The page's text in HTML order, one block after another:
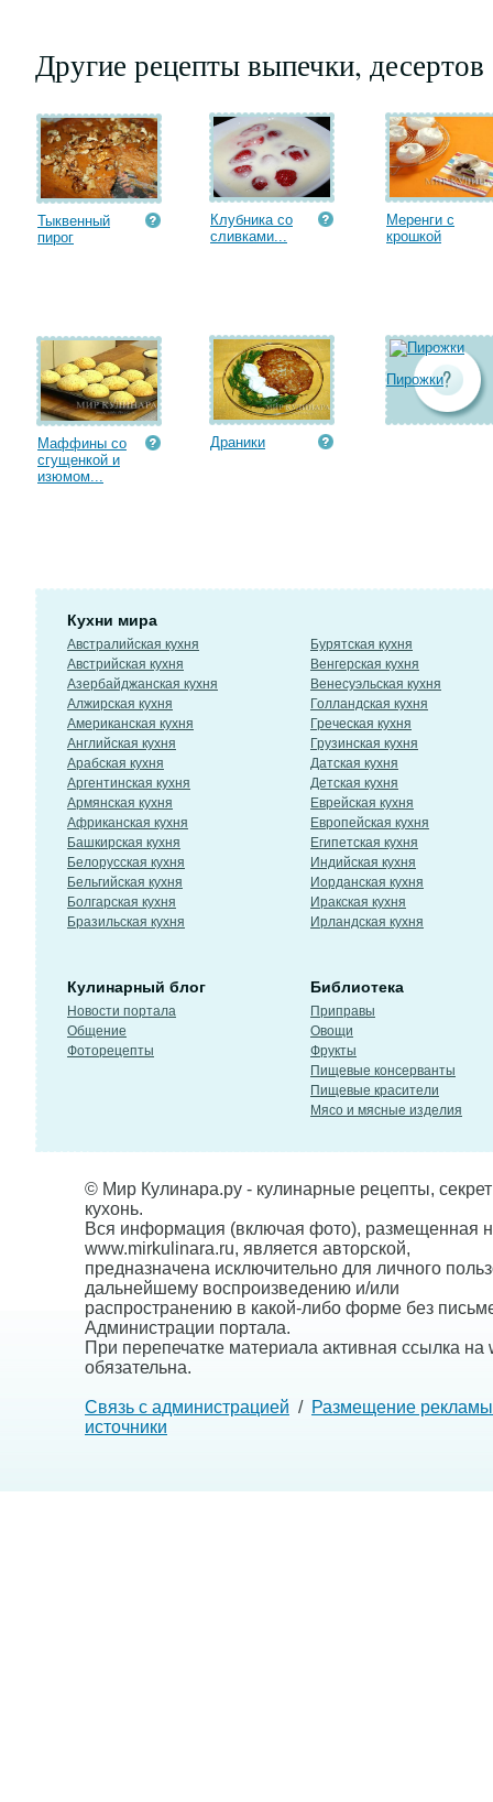
Другие рецепты выпечки, десертов
Тыквенный
пирог
Клубника со
сливками...
Меренги с
крошкой
Маффины со
сгущенкой и
изюмом...
Драники
Пирожки
Кухни мира
Австралийская кухня
Австрийская кухня
Азербайджанская кухня
Алжирская кухня
Американская кухня
Английская кухня
Арабская кухня
Аргентинская кухня
Армянская кухня
Африканская кухня
Башкирская кухня
Белорусская кухня
Бельгийская кухня
Болгарская кухня
Бразильская кухня
Бурятская кухня
Венгерская кухня
Венесуэльская кухня
Голландская кухня
Греческая кухня
Грузинская кухня
Датская кухня
Детская кухня
Еврейская кухня
Европейская кухня
Египетская кухня
Индийская кухня
Иорданская кухня
Иракская кухня
Ирландская кухня
Кулинарный блог
Новости портала
Общение
Фоторецепты
Библиотека
Приправы
Овощи
Фрукты
Пищевые консерванты
Пищевые красители
Мясо и мясные изделия
© Мир Кулинара.ру - кулинарные рецепты,
кухонь.
Вся информация (включая фото), размещенная
www.mirkulinara.ru, является авторской,
предназначена исключительно для личного
дальнейшему воспроизведению и/или
распространению в какой-либо форме без
Администрации портала.
При перепечатке материала активная ссылка на
обязательна.
Связь с администрацией / Размещение рекламы
источники